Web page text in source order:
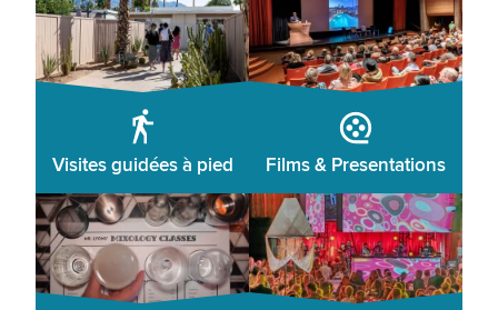
Visites guidées à pied Films & Presentations